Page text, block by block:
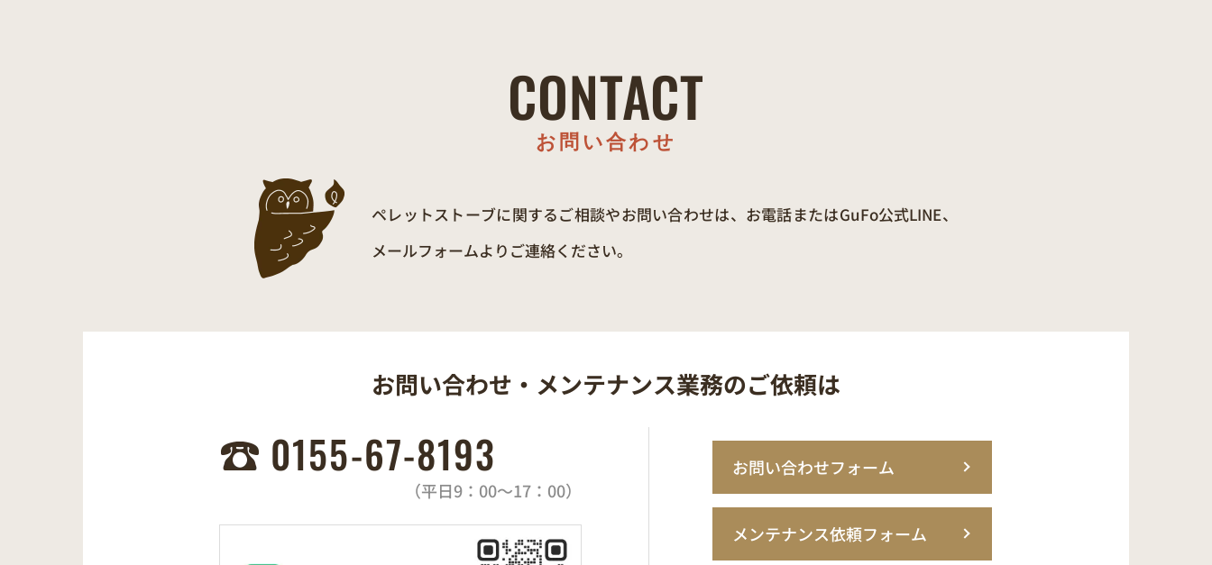
CONTACT
お問い合わせ
ペレットストーブに関するご相談やお問い合わせは、お電話またはGuFo公式LINE、
メールフォームよりご連絡ください。
お問い合わせ・ メンテナンス業務のご依頼は
0155-67-8193
（平日9：00～17：00）
お問い合わせフォーム
メンテナンス依頼フォーム